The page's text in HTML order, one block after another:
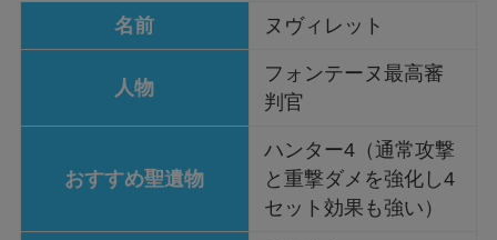
名前 ヌヴィレット
人物
フォンテーヌ最高審
判官
おすすめ聖遺物
ハンター4（通常攻撃
と重撃ダメを強化し4
セット効果も強い）